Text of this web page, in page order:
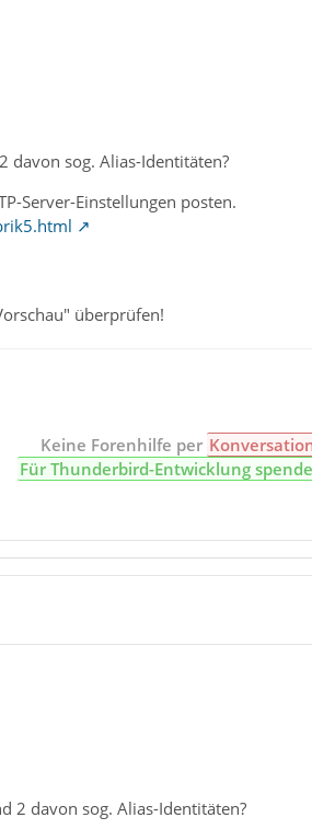
davon sog. Alias-Identitäten?
Server-Einstellungen posten.
überprüfen!
Keine Forenhilfe per
Für Thunderbird-Entwicklung
2 davon sog. Alias-Identitäten?